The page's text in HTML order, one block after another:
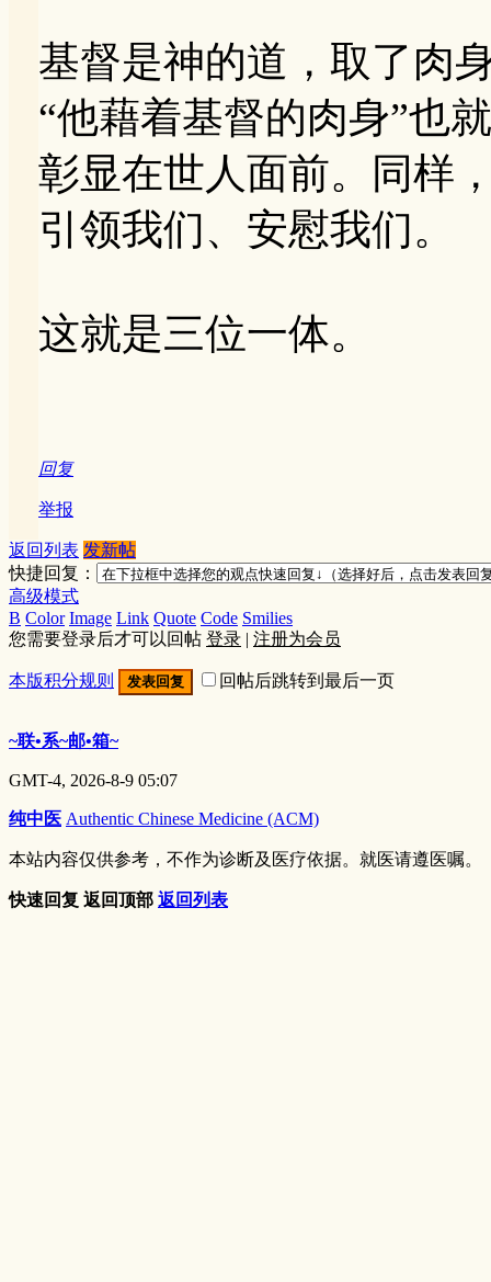
基督是神的道，取了肉
“他藉着基督的肉身”也
彰显在世人面前。同样
引领我们、安慰我们。
这就是三位一体。
回复
举报
返回列表 发新帖
快捷回复：
高级模式
B Color Image Link Quote Code Smilies
您需要登录后才可以回帖 登录 | 注册为会员
本版积分规则 发表回复 回帖后跳转到最后一页
~联•系~邮•箱~
GMT-4, 2026-8-9 05:07
纯中医 Authentic Chinese Medicine (ACM)
本站内容仅供参考，不作为诊断及医疗依据。就医请遵医嘱。
快速回复 返回顶部 返回列表